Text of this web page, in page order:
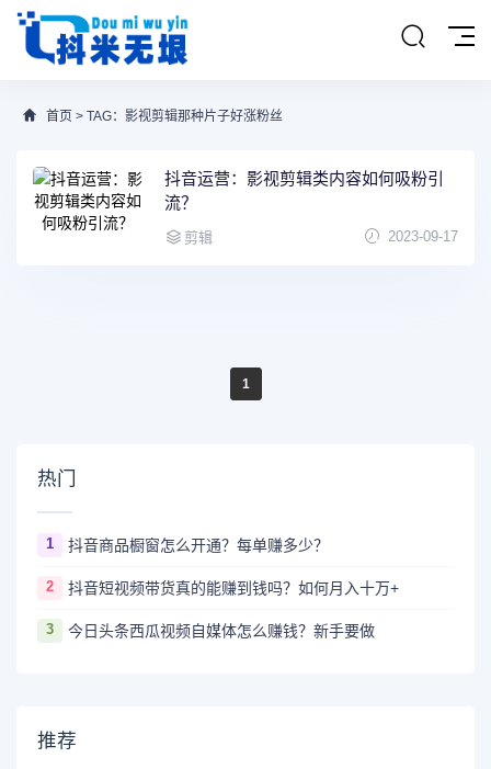
首页 > TAG：影视剪辑那种片子好涨粉丝
抖音运营：影视剪辑类内容如何吸粉引
流？
剪辑 2023-09-17
1
热门
1 抖音商品橱窗怎么开通？每单赚多少？
2 抖音短视频带货真的能赚到钱吗？如何月入十万+
3 今日头条西瓜视频自媒体怎么赚钱？新手要做
推荐